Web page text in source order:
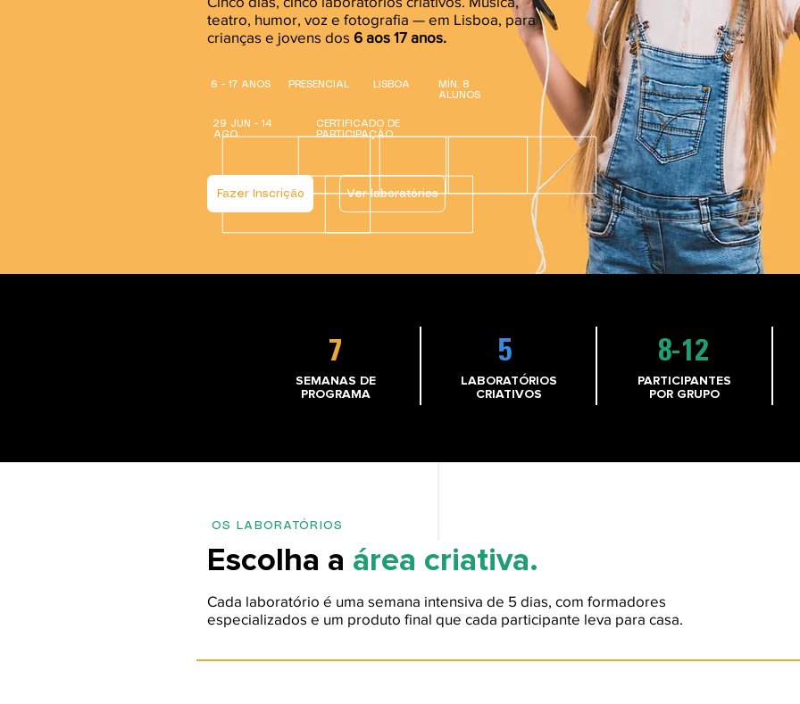
teatro, humor, voz e fotografia — em Lisboa, para
crianças e jovens dos 6 aos 17 anos.
6 - 17 ANOS PRESENCIAL LISBOA
MÍN. 8
ALUNOS
29 JUN - 14
AGO
CERTIFICADO DE
PARTICIPAÇÃO
Fazer Inscrição Ver laboratórios
7
SEMANAS DE
PROGRAMA
5
LABORATÓRIOS
CRIATIVOS
8-12
PARTICIPANTES
POR GRUPO
OS LABORATÓRIOS
Escolha a área criativa.
Cada laboratório é uma semana intensiva de 5 dias, com formadores
especializados e um produto final que cada participante leva para casa.